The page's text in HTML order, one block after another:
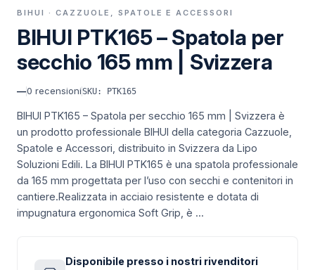
BIHUI · CAZZUOLE, SPATOLE E ACCESSORI
BIHUI PTK165 – Spatola per
secchio 165 mm | Svizzera
—0 recensioniSKU: PTK165
BIHUI PTK165 – Spatola per secchio 165 mm | Svizzera è
un prodotto professionale BIHUI della categoria Cazzuole,
Spatole e Accessori, distribuito in Svizzera da Lipo
Soluzioni Edili. La BIHUI PTK165 è una spatola professionale
da 165 mm progettata per l’uso con secchi e contenitori in
cantiere.Realizzata in acciaio resistente e dotata di
impugnatura ergonomica Soft Grip, è ...
Disponibile presso i nostri rivenditori